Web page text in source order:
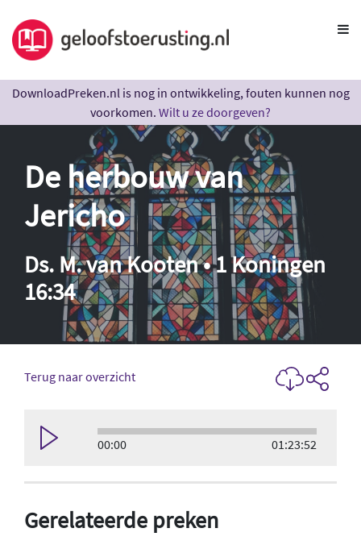
DownloadPreken.nl is nog in ontwikkeling, fouten kunnen nog
voorkomen. Wilt u ze doorgeven?
De herbouw van
Jericho
Ds. M. van Kooten • 1 Koningen
16:34
Terug naar overzicht
00:00 01:23:52
Gerelateerde preken